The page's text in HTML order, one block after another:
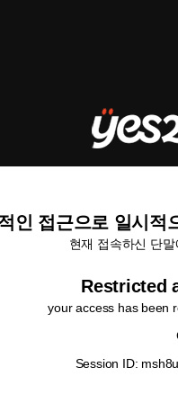
인 접근으로 일시적
현재 접속하신 단
Restricted
your access has been
Session ID: